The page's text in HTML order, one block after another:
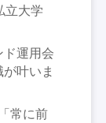
立大学
ド運用会
叶いま
常に前